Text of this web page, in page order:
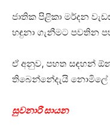
ජාතික පිළිකා මර්දන
හඳුනා ගැනීමට පවතින
ඒ අනුව, පහත සඳහන්
තිබෙන්නේදැයි නොමිලේ
සුවනාරි සායන